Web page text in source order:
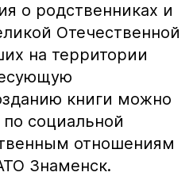
о родственниках и
Отечественной
на территории
книги можно
социальной
отношениям
Знаменск.